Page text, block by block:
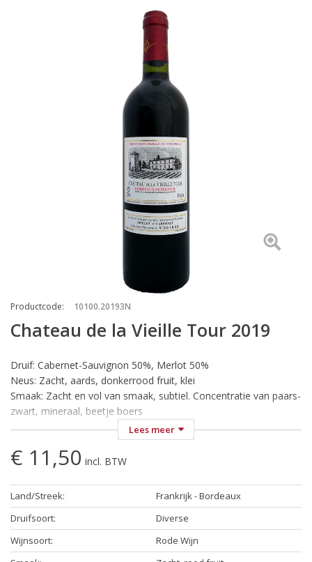
Productcode: 10100.20193N
Chateau de la Vieille Tour 2019
Druif: Cabernet-Sauvignon 50%, Merlot 50%
Neus: Zacht, aards, donkerrood fruit, klei
Smaak: Zacht en vol van smaak, subtiel. Concentratie van paars-
zwart, mineraal, beetje boers
Wijn-Spijs: Een betere wijn voor gebraden vlees en
wildgerechten en is natuurlijk ook niet te versmaden bij een
kaasplankje
Temperatuur: Serveren bij 18-20 °C
Château de la Vieille Tour Rouge
Bordeaux Supérieur
In het grootste en een van de mooiste wijndistricten van
Lees meer
€ 11,50 incl. BTW
Land/Streek:
Frankrijk - Bordeaux
Druifsoort:
Diverse
Wijnsoort:
Rode Wijn